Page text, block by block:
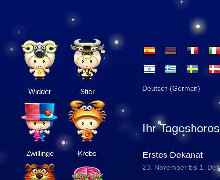
Widder Stier
Zwillinge Krebs
Deutsch (German)
Ihr
Erstes Dekanat
23. November bis 1.